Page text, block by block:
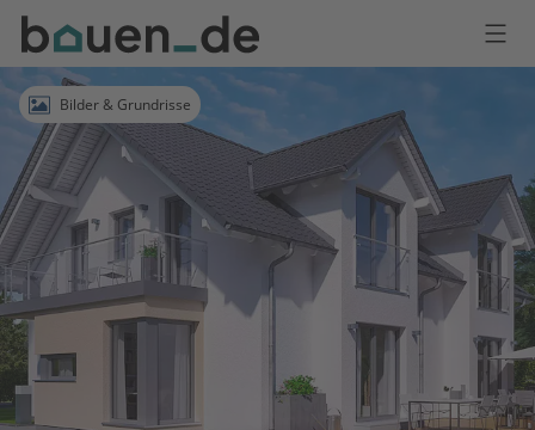
Bauen
Logo
AnmeldenBilder & Grundrisse